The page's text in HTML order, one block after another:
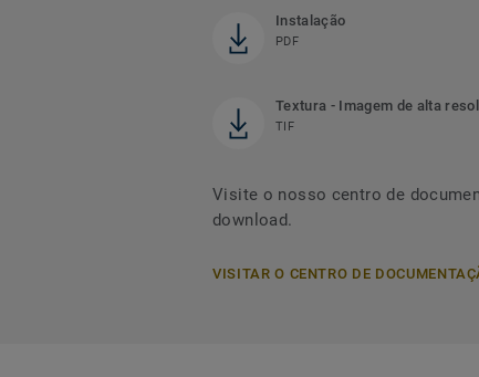
Instalação
PDF
Textura - Imagem de alta
TIF
Visite o nosso centro de
download.
VISITAR O CENTRO DE